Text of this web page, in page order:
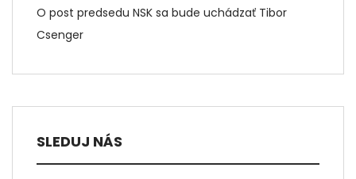
O post predsedu NSK sa bude uchádzať Tibor
Csenger
SLEDUJ NÁS